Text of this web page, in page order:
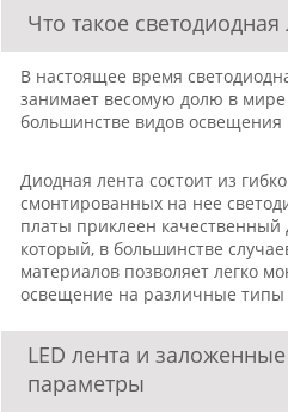
Что такое светодиодная
В настоящее время
занимает весомую долю в
большинстве видов освещения
Диодная лента состоит из
смонтированных на нее
платы приклеен качественный
который, в большинстве
материалов позволяет легко
освещение на различные типы
LED лента и
параметры